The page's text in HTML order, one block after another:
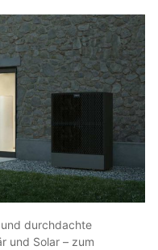
durchdachte
und Solar – zum